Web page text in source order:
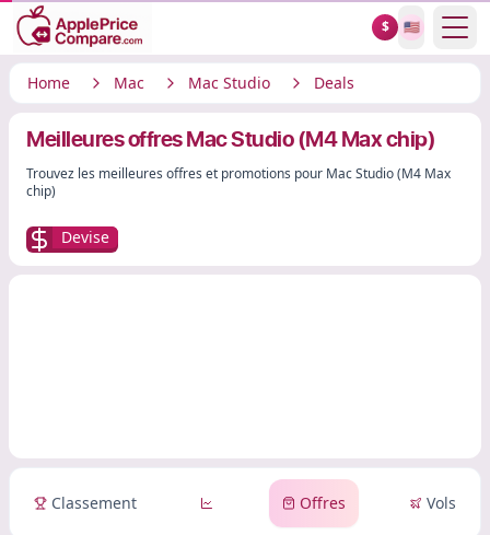
$ 🇺🇸
Home Mac Mac Studio Deals
Meilleures offres Mac Studio (M4 Max chip)
Trouvez les meilleures offres et promotions pour Mac Studio (M4 Max
chip)
Devise
Classement Offres Vols